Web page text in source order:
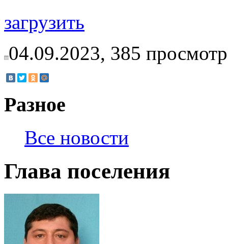
загрузить
04.09.2023, 385
Разное
Все новости
Глава поселения